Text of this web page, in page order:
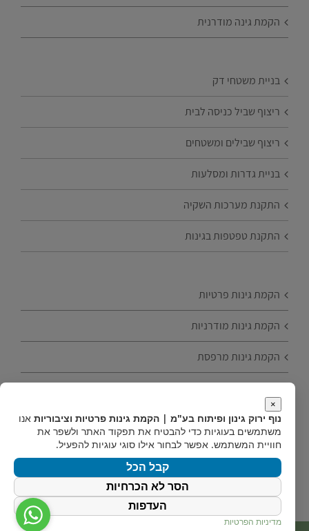
הקמת גינה מודרנית
בניית משטחי דק
ריצוף שביל כניסה לבית
ריצוף שבילים ומשטחים
בניית גדרות ומסלעות
התקנת מערכות השקיה
התקנת טפטפות בגינות
הקמת גינות פרטיות
הקמת גינות מודרניות
הקמת גינות מרפסת
טיפים להקמת גינה
הקמת גינות חסכוניות
×
נוף ירוק גינון ופיתוח בע"מ | הקמת גינות פרטיות וציבוריות אנו
משתמשים בעוגיות כדי להבטיח את תפקוד האתר ולשפר את
חוויית המשתמש. אפשר לבחור אילו סוגי עוגיות להפעיל.
קבל הכל
הסר לא הכרחיות
העדפות
מדיניות הפרטיות